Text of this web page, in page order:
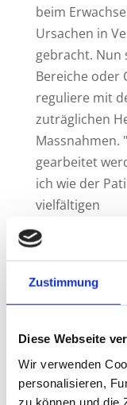
Zustimmung
Diese Webseite
Wir verwenden
personalisieren,
zu können und die
beim
Ursachen in
gebracht. Nun
Bereiche oder
reguliere mit
zuträglichen
Massnahmen.
gearbeitet
ich wie der
vielfältigen
der sie
Naturmedizin".
verzeichnet
hat viel mehr